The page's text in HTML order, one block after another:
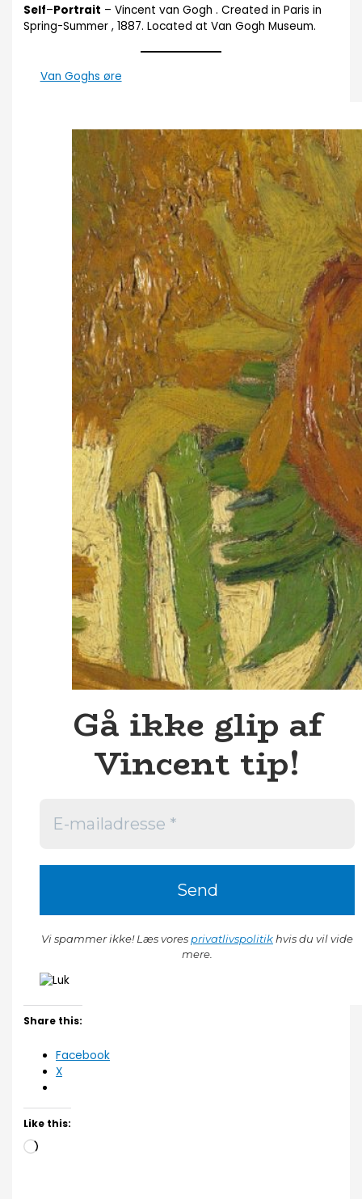
Self–Portrait – Vincent van Gogh . Created in Paris in
Spring-Summer , 1887. Located at Van Gogh Museum.
Van Goghs øre
Gå ikke glip af
Vincent tip!
Vi spammer ikke! Læs voresprivatlivspolitikhvis du vil vide
mere.
Share this:
Facebook
X
Like this:
Loading…